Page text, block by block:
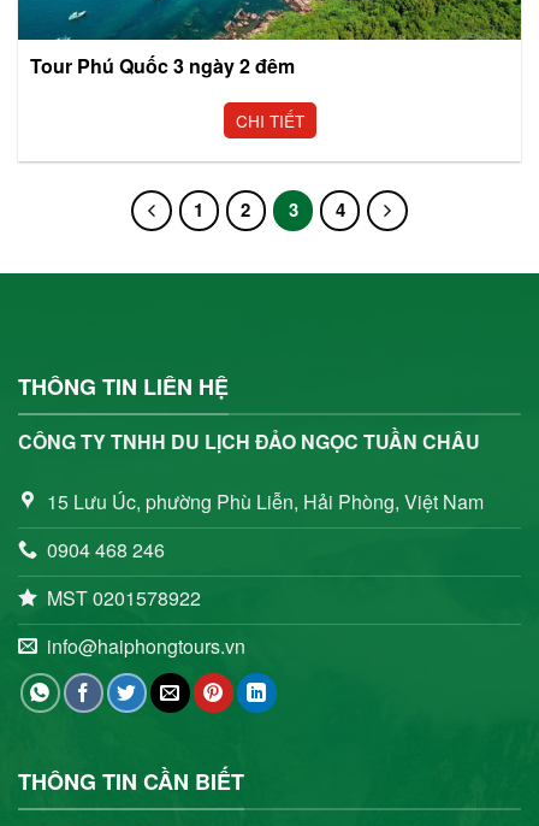
Tour Phú Quốc 3 ngày 2 đêm
CHI TIẾT
1 2 3 4
THÔNG TIN LIÊN HỆ
CÔNG TY TNHH DU LỊCH ĐẢO NGỌC TUẦN CHÂU
15 Lưu Úc, phường Phù Liễn, Hải Phòng, Việt Nam
0904 468 246
MST 0201578922
info@haiphongtours.vn
THÔNG TIN CẦN BIẾT